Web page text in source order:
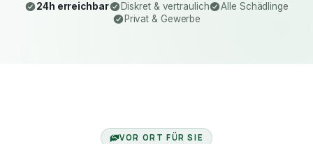
24h erreichbar Diskret & vertraulich
Alle Schädlinge
Privat & Gewerbe
VOR ORT FÜR SIE